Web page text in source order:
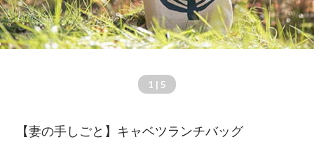
1 | 5
【妻の手しごと】キャベツランチバッグ